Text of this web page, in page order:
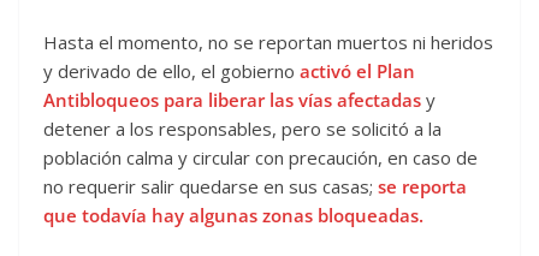
Hasta el momento, no se reportan muertos ni heridos
y derivado de ello, el gobierno activó el Plan
Antibloqueos para liberar las vías afectadas y
detener a los responsables, pero se solicitó a la
población calma y circular con precaución, en caso de
no requerir salir quedarse en sus casas; se reporta
que todavía hay algunas zonas bloqueadas.